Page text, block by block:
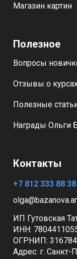
Магазин картин
Полезное
Вопросы
Отзывы о
Полезные
Награды Ольги
Контакты
+7 812 333 88 38
ИП Гутовская
ИНН:
ОГРНИП:
Адрес: г. Санкт-